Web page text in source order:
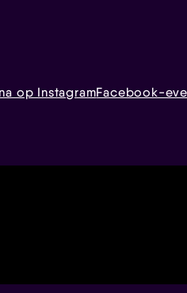
op InstagramFacebook-